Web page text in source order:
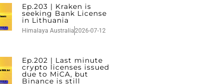
Ep.203 | Kraken is
seeking Bank License
in Lithuania
Himalaya Australia2026-07-12
Ep.202 | Last minute
crypto licenses issued
due to MiCA, but
Binance is still